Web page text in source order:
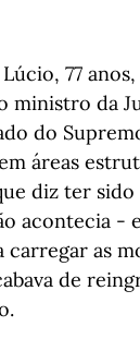
77
ministro da
do
áreas
diz ter sido
acontecia -
carregar as
de